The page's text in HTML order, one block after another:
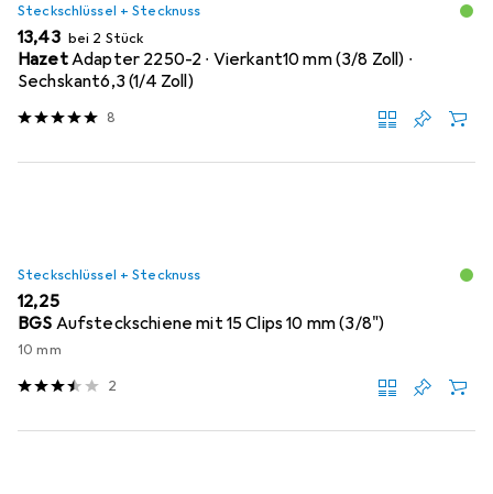
Steckschlüssel + Stecknuss
EUR
13,43 bei 2 Stück
HazetAdapter 2250-2 ∙ Vierkant10 mm (3/8 Zoll) ∙
Sechskant6,3 (1/4 Zoll)
8
Steckschlüssel + Stecknuss
EUR
12,25
BGS Aufsteckschiene mit 15 Clips 10 mm (3/8")
10 mm
2